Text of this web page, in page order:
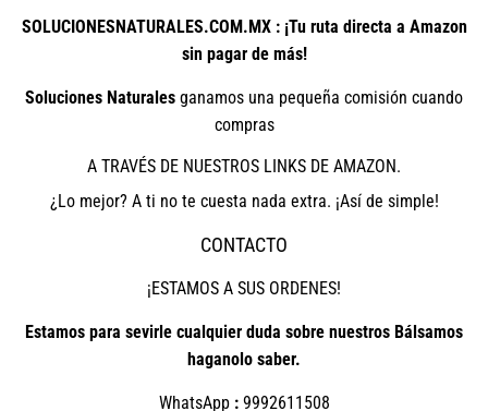
SOLUCIONESNATURALES.COM.MX : ¡Tu ruta directa a Amazon
sin pagar de más!
Soluciones Naturales ganamos una pequeña comisión cuando
compras
A TRAVÉS DE NUESTROS LINKS DE AMAZON.
¿Lo mejor? A ti no te cuesta nada extra. ¡Así de simple!
CONTACTO
¡ESTAMOS A SUS ORDENES!
Estamos para sevirle cualquier duda sobre nuestros Bálsamos
haganolo saber.
WhatsApp : 9992611508